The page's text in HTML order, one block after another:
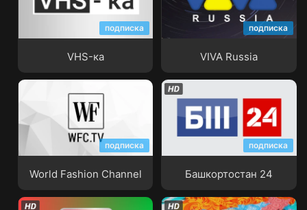
подписка
VHS-ка
подписка
VIVA Russia
VIVA Russia
подписка
World Fashion Channel
World Fashion Channel
подписка
Башкортостан 24